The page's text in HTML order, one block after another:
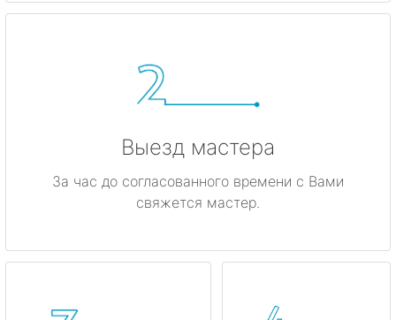
Выезд мастера
За час до согласованного времени с Вами
свяжется мастер.